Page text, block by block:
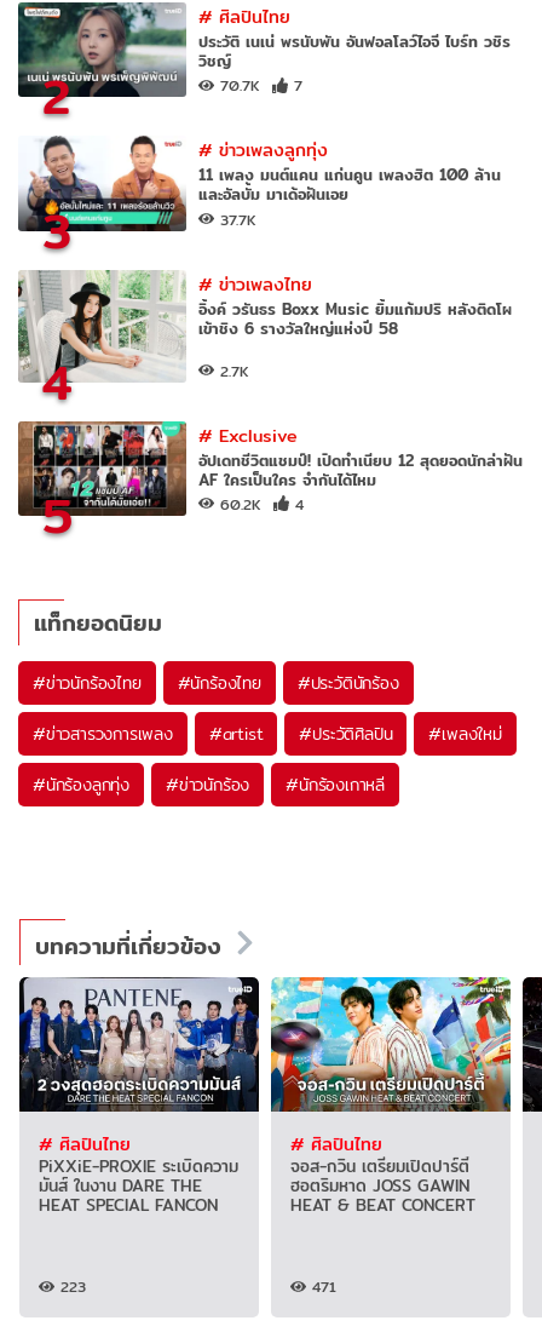
2
#ศิลปินไทย
ประวัติ เนเน่ พรนับพัน อันฟอลโลว์ไอจี ไบร์ท วชิร
วิชญ์
70.7K 7
3
#ข่าวเพลงลูกทุ่ง
11 เพลง มนต์แคน แก่นคูน เพลงฮิต 100 ล้าน
และอัลบั้ม มาเด้อฝันเอย
37.7K
4
#ข่าวเพลงไทย
อิ้งค์ วรันธร Boxx Music ยิ้มแก้มปริ หลังติดโผ
เข้าชิง 6 รางวัลใหญ่แห่งปี 58
2.7K
5
#Exclusive
อัปเดทชีวิตแชมป์! เปิดทำเนียบ 12 สุดยอดนักล่าฝัน
AF ใครเป็นใคร จำกันได้ไหม
60.2K 4
แท็กยอดนิยม
#ข่าวนักร้องไทย #นักร้องไทย #ประวัตินักร้อง
#ข่าวสารวงการเพลง #artist #ประวัติศิลปิน #เพลงใหม่
#นักร้องลูกทุ่ง #ข่าวนักร้อง #นักร้องเกาหลี
บทความที่เกี่ยวข้อง
# ศิลปินไทย
PiXXiE-PROXIE ระเบิดความ
มันส์ ในงาน DARE THE
HEAT SPECIAL FANCON
223
# ศิลปินไทย
จอส-กวิน เตรียมเปิดปาร์ตี้
ฮอตริมหาด JOSS GAWIN
HEAT & BEAT CONCERT
471